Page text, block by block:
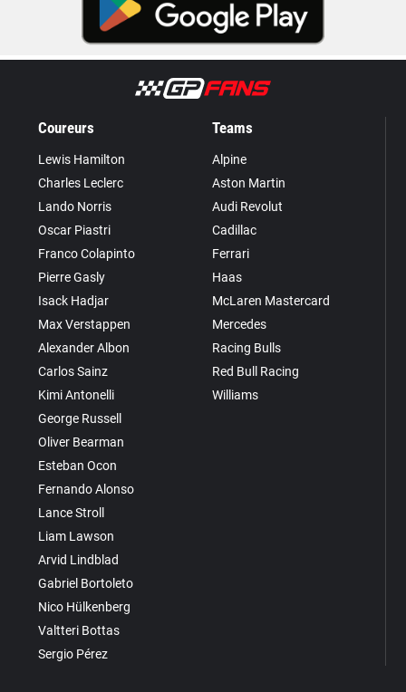
Coureurs
Lewis Hamilton
Charles Leclerc
Lando Norris
Oscar Piastri
Franco Colapinto
Pierre Gasly
Isack Hadjar
Max Verstappen
Alexander Albon
Carlos Sainz
Kimi Antonelli
George Russell
Oliver Bearman
Esteban Ocon
Fernando Alonso
Lance Stroll
Liam Lawson
Arvid Lindblad
Gabriel Bortoleto
Nico Hülkenberg
Valtteri Bottas
Sergio Pérez
Teams
Alpine
Aston Martin
Audi Revolut
Cadillac
Ferrari
Haas
McLaren Mastercard
Mercedes
Racing Bulls
Red Bull Racing
Williams